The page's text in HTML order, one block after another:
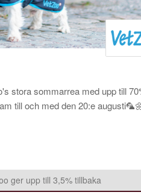
stora sommarrea med upp till
till och med den 20:e
ger upp till 3,5% tillbaka